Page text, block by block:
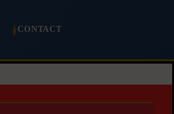
CONTACT